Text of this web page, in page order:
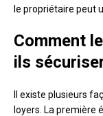
le propriétaire peut
Comment
ils
Il existe plusieurs
loyers. La première